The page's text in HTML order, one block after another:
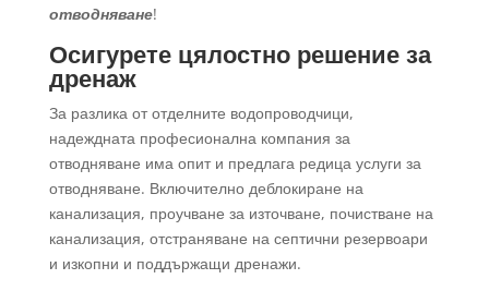
отводняване!
Осигурете цялостно решение за
дренаж
За разлика от отделните водопроводчици,
надеждната професионална компания за
отводняване има опит и предлага редица услуги за
отводняване. Включително деблокиране на
канализация, проучване за източване, почистване на
канализация, отстраняване на септични резервоари
и изкопни и поддържащи дренажи.